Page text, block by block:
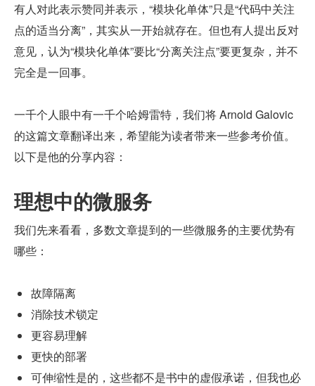
有人对此表示赞同并表示，“模块化单体”只是“代码中关注
点的适当分离”，其实从一开始就存在。但也有人提出反对
意见，认为“模块化单体”要比“分离关注点”要更复杂，并不
完全是一回事。
一千个人眼中有一千个哈姆雷特，我们将 Arnold Galovic
的这篇文章翻译出来，希望能为读者带来一些参考价值。
以下是他的分享内容：
理想中的微服务
我们先来看看，多数文章提到的一些微服务的主要优势有
哪些：
故障隔离
消除技术锁定
更容易理解
更快的部署
可伸缩性是的，这些都不是书中的虚假承诺，但我也必